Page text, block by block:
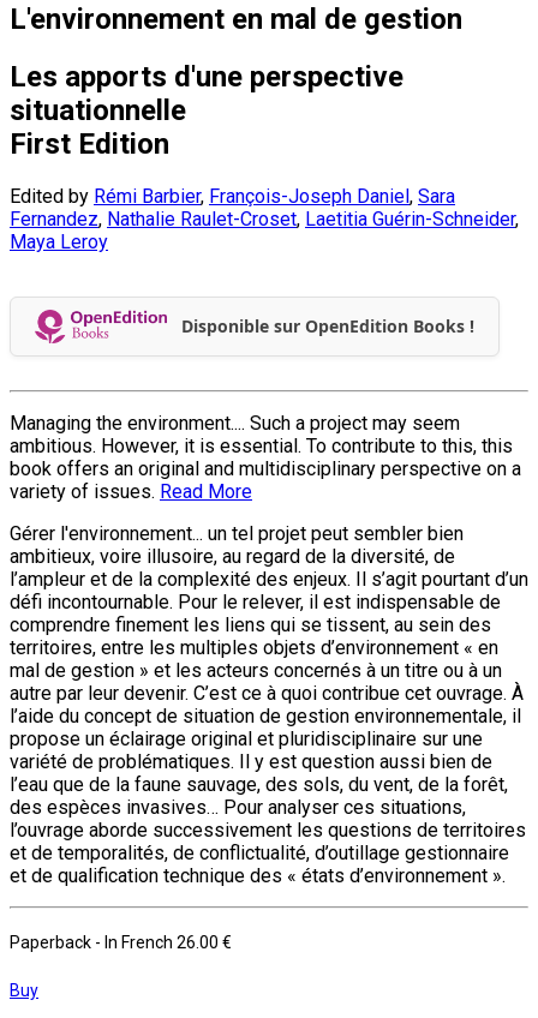
L'environnement en mal de gestion
Les apports d'une perspective
situationnelle
First Edition
Edited by Rémi Barbier, François-Joseph Daniel, Sara
Fernandez, Nathalie Raulet-Croset, Laetitia Guérin-Schneider,
Maya Leroy
Disponible sur OpenEdition Books !
Managing the environment.... Such a project may seem
ambitious. However, it is essential. To contribute to this, this
book offers an original and multidisciplinary perspective on a
variety of issues. Read More
Gérer l'environnement... un tel projet peut sembler bien
ambitieux, voire illusoire, au regard de la diversité, de
l’ampleur et de la complexité des enjeux. Il s’agit pourtant d’un
défi incon­tournable. Pour le relever, il est indispensable de
comprendre finement les liens qui se tissent, au sein des
territoires, entre les multiples objets d’environnement « en
mal de gestion » et les acteurs concernés à un titre ou à un
autre par leur devenir. C’est ce à quoi contribue cet ouvrage. À
l’aide du concept de situation de gestion environnementale, il
propose un éclairage original et pluridisciplinaire sur une
variété de problématiques. Il y est ques­tion aussi bien de
l’eau que de la faune sauvage, des sols, du vent, de la forêt,
des espèces invasives… Pour analyser ces situations,
l’ouvrage aborde successivement les questions de territoires
et de temporalités, de conflictualité, d’outillage gestionnaire
et de qualification technique des « états d’environnement ».
Paperback - In French 26.00 €
Buy